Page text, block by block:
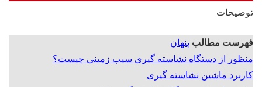
توضیحات
فهرست مطالب پنهان
منظور از دستگاه نشاسته گیری سیب زمینی چیست؟
کاربرد ماشین نشاسته گیری